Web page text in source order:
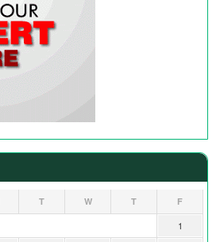
T W T F
1